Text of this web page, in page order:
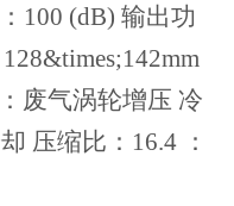
100 (dB) 输出功
废气涡轮增压 冷
压缩比：16.4 ：